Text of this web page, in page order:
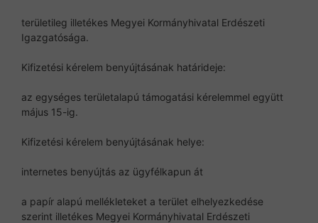
területileg illetékes Megyei Kormányhivatal Erdészeti
Igazgatósága.
Kifizetési kérelem benyújtásának határideje:
az egységes területalapú támogatási kérelemmel együtt
május 15-ig.
Kifizetési kérelem benyújtásának helye:
internetes benyújtás az ügyfélkapun át
a papír alapú mellékleteket a terület elhelyezkedése
szerint illetékes Megyei Kormányhivatal Erdészeti